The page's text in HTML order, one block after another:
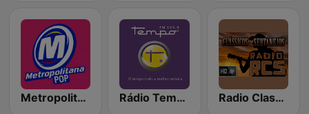
Metropolitana Pop Rádio Tempo 103.9 FM Radio Classicos Sertanejos